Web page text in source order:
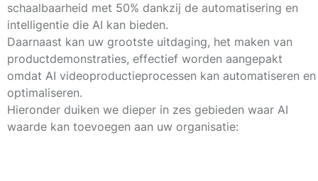
schaalbaarheid met 50% dankzij de automatisering en
intelligentie die AI kan bieden.
Daarnaast kan uw grootste uitdaging, het maken van
productdemonstraties, effectief worden aangepakt
omdat AI videoproductieprocessen kan automatiseren en
optimaliseren.
Hieronder duiken we dieper in zes gebieden waar AI
waarde kan toevoegen aan uw organisatie: